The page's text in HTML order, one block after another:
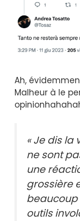
Ah,
Malheur à le
« Je dis la
ne sont
une
grossière
beaucoup
outils